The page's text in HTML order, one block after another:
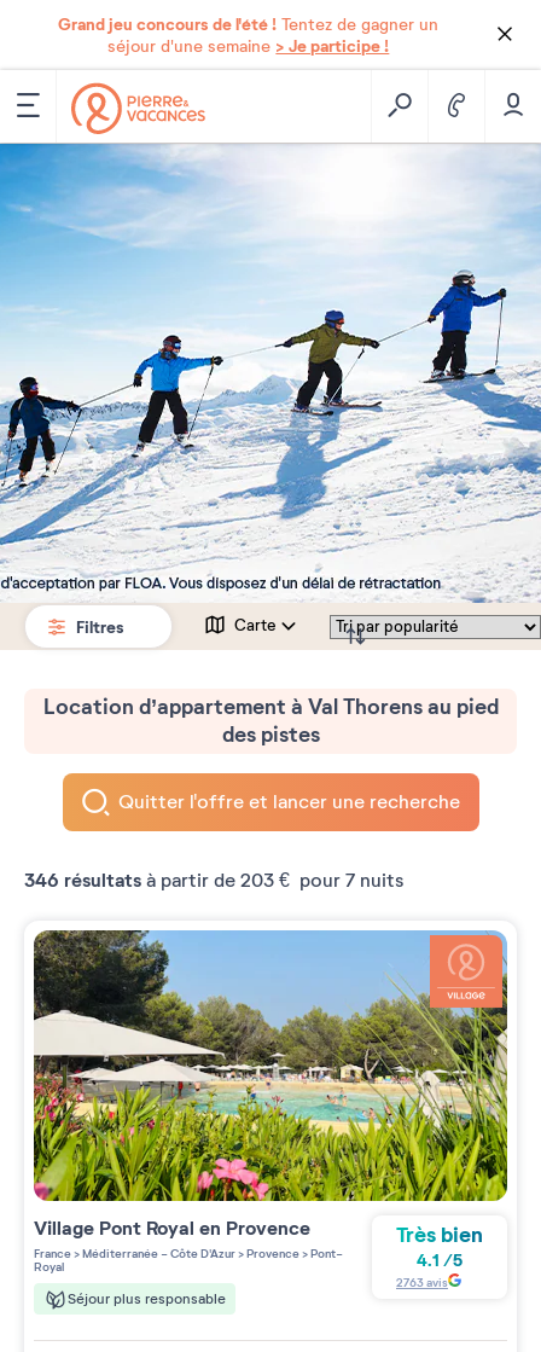
Grand jeu concours de l'été ! Tentez de gagner un
séjour d'une semaine > Je participe !
Filtres Carte
Location d’appartement à Val Thorens au pied
des pistes
Quitter l'offre et lancer une recherche
346 résultats à partir de 203 € pour 7 nuits
Village Pont Royal en Provence
France>Méditerranée - Côte D'Azur>Provence>Pont-
Royal
Séjour plus responsable
Très bien
4.1 /5
2763avis